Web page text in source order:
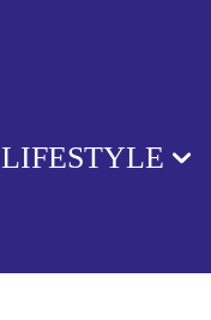
LIFESTYLE